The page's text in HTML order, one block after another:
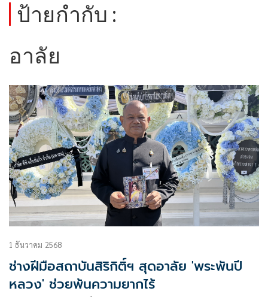
ป้ายกำกับ :
อาลัย
1 ธันวาคม 2568
ช่างฝีมือสถาบันสิริกิติ์ฯ สุดอาลัย 'พระพันปี
หลวง' ช่วยพ้นความยากไร้